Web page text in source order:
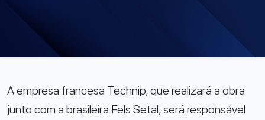
A empresa francesa Technip, que realizará a obra
junto com a brasileira Fels Setal, será responsável